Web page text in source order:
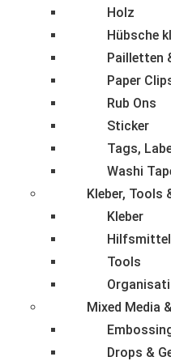
Holz
Hübsche
Pailletten
Paper
Rub Ons
Sticker
Tags,
Washi
Kleber, Tools
Kleber
Tools
Mixed Media
Drops &